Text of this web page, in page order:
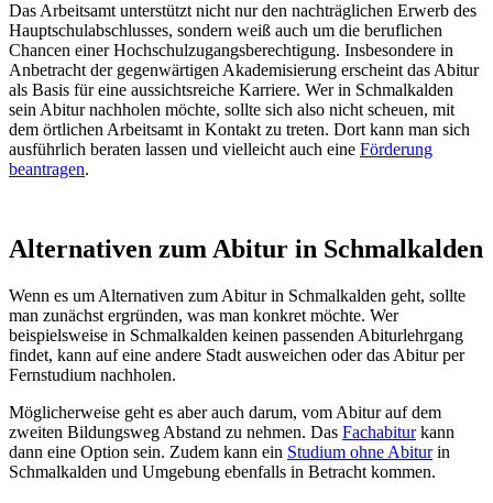
Das Arbeitsamt unterstützt nicht nur den nachträglichen Erwerb des
Hauptschulabschlusses, sondern weiß auch um die beruflichen
Chancen einer Hochschulzugangsberechtigung. Insbesondere in
Anbetracht der gegenwärtigen Akademisierung erscheint das Abitur
als Basis für eine aussichtsreiche Karriere. Wer in Schmalkalden
sein Abitur nachholen möchte, sollte sich also nicht scheuen, mit
dem örtlichen Arbeitsamt in Kontakt zu treten. Dort kann man sich
ausführlich beraten lassen und vielleicht auch eine Förderung
beantragen.
Alternativen zum Abitur in Schmalkalden
Wenn es um Alternativen zum Abitur in Schmalkalden geht, sollte
man zunächst ergründen, was man konkret möchte. Wer
beispielsweise in Schmalkalden keinen passenden Abiturlehrgang
findet, kann auf eine andere Stadt ausweichen oder das Abitur per
Fernstudium nachholen.
Möglicherweise geht es aber auch darum, vom Abitur auf dem
zweiten Bildungsweg Abstand zu nehmen. Das Fachabiturkann
dann eine Option sein. Zudem kann ein Studium ohne Abiturin
Schmalkalden und Umgebung ebenfalls in Betracht kommen.